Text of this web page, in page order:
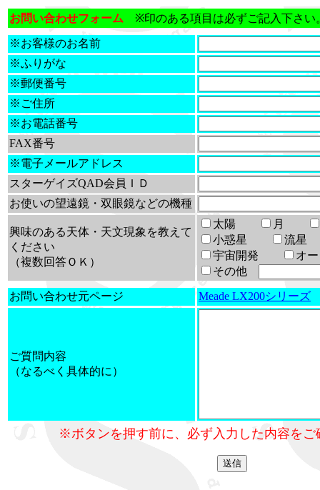
お問い合わせフォーム ※印のある項目は必ずご記入下さい
※お客様のお名前
※ふりがな
※郵便番号
※ご住所
※お電話番号
FAX番号
※電子メールアドレス
スターゲイズQAD会員ＩＤ
お使いの望遠鏡・双眼鏡などの機種
興味のある天体・天文現象を教えて
ください
（複数回答ＯＫ）
太陽
月
小惑星
流
宇宙開発
オ
その他
お問い合わせ元ページ Meade LX200シリーズ
ご質問内容
（なるべく具体的に）
※ボタンを押す前に、必ず入力した内容をご